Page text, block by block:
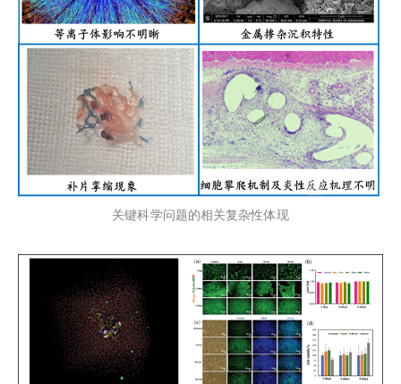
关键科学问题的相关复杂性体现